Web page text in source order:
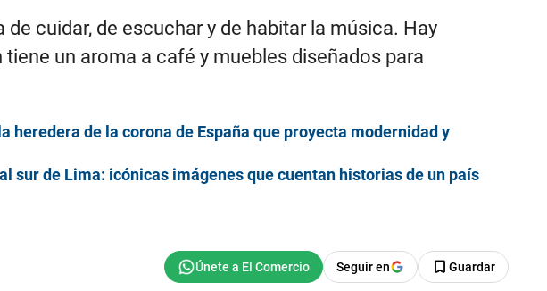
cuidar, de escuchar y de habitar la música. Hay
un aroma a café y muebles diseñados para
de la corona de España que proyecta modernidad y
sur de Lima: icónicas imágenes que cuentan historias de un país
Seguir en Guardar